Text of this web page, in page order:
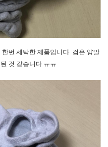
번 세탁한 제품입니다. 검은 양말
것 같습니다 ㅠㅠ